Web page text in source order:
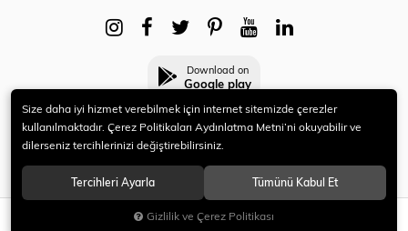
SEPETE EKLE
Download on
Google play
© 2021 HERYENİ. Tüm hakları saklıdır.
Size daha iyi hizmet verebilmek için internet sitemizde çerezler
kullanılmaktadır. Çerez Politikaları Aydınlatma Metni’ni okuyabilir ve
dilerseniz tercihlerinizi değiştirebilirsiniz.
Tercihleri Ayarla Tümünü Kabul Et
Gizlilik ve Çerez Politikası